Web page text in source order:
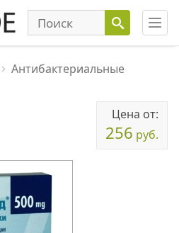
Антибактериальные
Цена от:
256 руб.